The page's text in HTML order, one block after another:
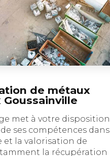
de métaux
met à votre disposition
ses compétences dans
et la valorisation de
la récupération